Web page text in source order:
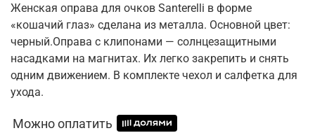
Женская оправа для очков Santerelli в форме
«кошачий глаз» сделана из металла. Основной цвет:
черный.Оправа с клипонами — солнцезащитными
насадками на магнитах. Их легко закрепить и снять
одним движением. В комплекте чехол и салфетка для
ухода.
Можно оплатить